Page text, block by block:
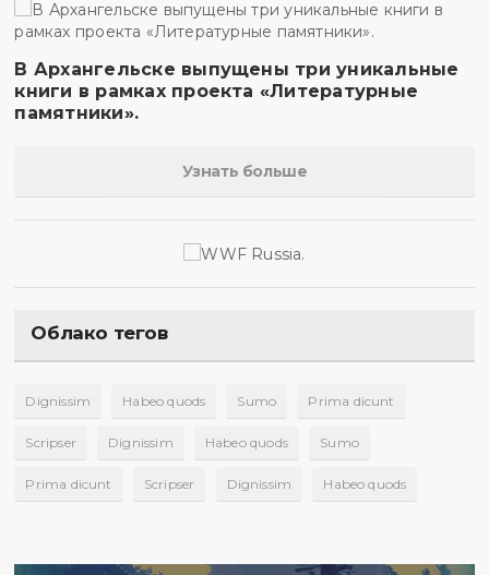
В Архангельске выпущены три уникальные
книги в рамках проекта «Литературные
памятники».
Узнать больше
Облако тегов
Dignissim Habeo quods Sumo Prima dicunt
Scripser Dignissim Habeo quods Sumo
Prima dicunt Scripser Dignissim Habeo quods